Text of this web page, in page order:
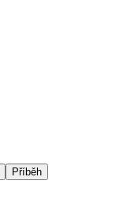
Příběh